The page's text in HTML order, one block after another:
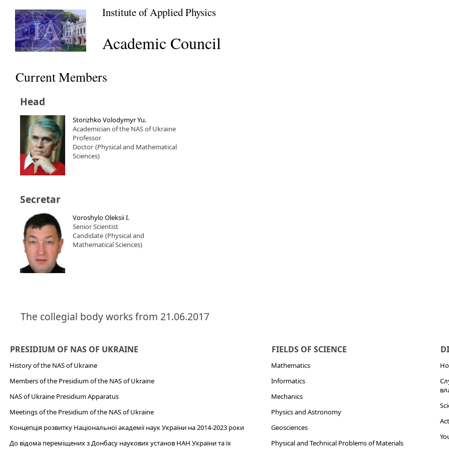
Institute of Applied Physics
Academic Council
Current Members
Head
Storizhko Volodymyr Yu.
Academician of the NAS of Ukraine
Professor
Doctor (Physical and Mathematical
Sciences)
Secretar
Voroshylo Oleksii I.
Senior Scientist
Candidate (Physical and
Mathematical Sciences)
The collegial body works from 21.06.2017
PRESIDIUM OF NAS OF UKRAINE
History of the NAS of Ukraine
Members of the Presidium of the NAS of Ukraine
NAS of Ukraine Presidium Apparatus​
Meetings of the Presidium of the NAS of Ukraine
Концепція розвитку Національної академії наук України на 2014-2023 роки
До відома переміщених з Донбасу наукових установ НАН України та їх
FIELDS OF SCIENCE
Mathematics
Informatics
Mechanics
Physics and Astronomy
Geosciences
Physical and Technical Problems of Materials